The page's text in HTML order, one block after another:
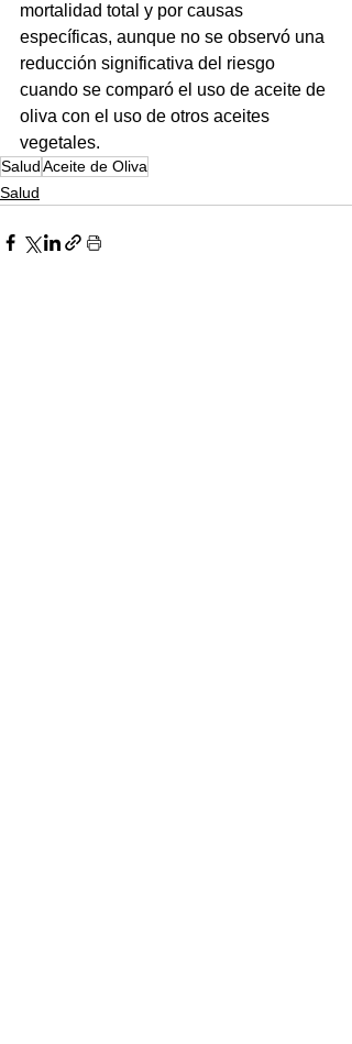
mortalidad total y por causas
específicas, aunque no se observó una
reducción significativa del riesgo
cuando se comparó el uso de aceite de
oliva con el uso de otros aceites
vegetales.
SaludAceite de Oliva
Salud